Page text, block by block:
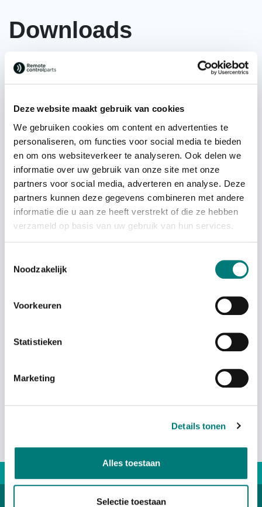
Deze website maakt gebruik van cookies
We gebruiken cookies om content en advertenties te
personaliseren, om functies voor social media te bieden
en om ons websiteverkeer te analyseren. Ook delen we
informatie over uw gebruik van onze site met onze
partners voor social media, adverteren en analyse. Deze
partners kunnen deze gegevens combineren met andere
informatie die u aan ze heeft verstrekt of die ze hebben
verzameld op basis van uw gebruik van hun services.
Noodzakelijk
Voorkeuren
Statistieken
Marketing
Details tonen
Alles toestaan
Selectie toestaan
Downloads
Brochures
Manual/Instructions for Use